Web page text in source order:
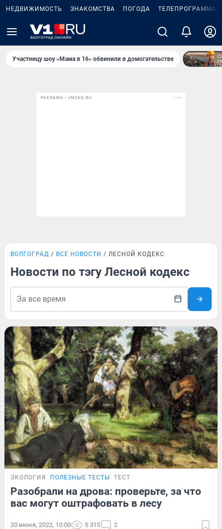
НЕДВИЖИМОСТЬ ЗНАКОМСТВА ПОГОДА ТЕЛЕПРОГРАММА
Участницу шоу «Мама в 16» обвинили в домогательстве
РЕКЛАМА • VMZKO.RU
ВОЛГОГРАД ВСЕ НОВОСТИ ЛЕСНОЙ КОДЕКС
Новости по тэгу Лесной кодекс
ЭКОЛОГИЯ ПОЛЕЗНЫЕ ТЕСТЫ ТЕСТ
Разобрали на дрова: проверьте, за что
вас могут оштрафовать в лесу
20 июня, 2022, 10:00 5 315 2